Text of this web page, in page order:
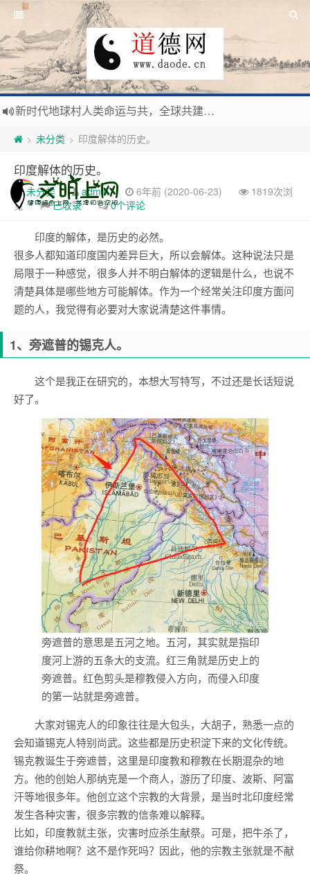
新时代地球村人类命运与共，全球共建更加和平发展美丽和谐的家园，全体共享人类发展成果，共创道行德盛道德王国
> 未分类 > 印度解体的历史。
印度解体的历史。
未分类 admin 6年前 (2020-06-23)
1819次浏
览
已收录 0个评论
印度的解体，是历史的必然。
很多人都知道印度国内差异巨大，所以会解体。这种说法只是
局限于一种感觉，很多人并不明白解体的逻辑是什么，也说不
清楚具体是哪些地方可能解体。作为一个经常关注印度方面问
题的人，我觉得有必要对大家说清楚这件事情。
1、旁遮普的锡克人。
这个是我正在研究的，本想大写特写，不过还是长话短说
好了。
旁遮普的意思是五河之地。五河，其实就是指印
度河上游的五条大的支流。红三角就是历史上的
旁遮普。红色剪头是穆教侵入方向，而侵入印度
的第一站就是旁遮普。
大家对锡克人的印象往往是大包头，大胡子，熟悉一点的
会知道锡克人特别尚武。这些都是历史积淀下来的文化传统。
锡克教诞生于旁遮普，这里是印度教和穆教在长期混杂的地
方。他的创始人那纳克是一个商人，游历了印度、波斯、阿富
汗等地很多年。他创立这个宗教的大背景，是当时北印度经常
发生各种灾害，很多宗教的信条难以解释。
比如，印度教就主张，灾害时应杀生献祭。可是，把牛杀了，
谁给你耕地啊？这不是作死吗？因此，他的宗教主张就是不献
祭。